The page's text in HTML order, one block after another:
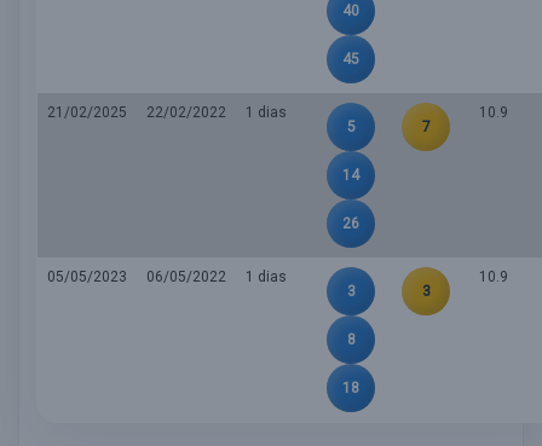
40
45
21/02/2025 22/02/2022
1 dias
5
14
26
7
10.9
05/05/2023 06/05/2022
1 dias
3
8
18
3
10.9